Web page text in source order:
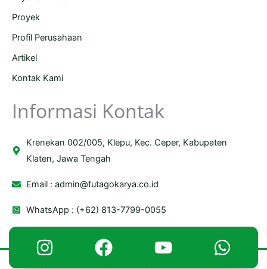
Proyek
Profil Perusahaan
Artikel
Kontak Kami
Informasi Kontak
Krenekan 002/005, Klepu, Kec. Ceper, Kabupaten
Klaten, Jawa Tengah
Email :admin@futagokarya.co.id
WhatsApp : (+62) 813-7799-0055